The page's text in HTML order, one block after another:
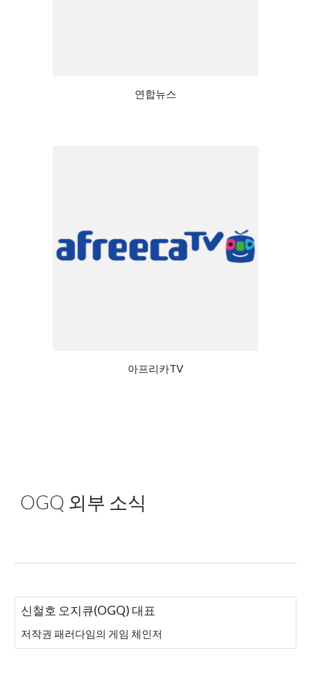
연합뉴스
아프리카TV
OGQ 외부 소식
신철호 오지큐(OGQ) 대표
저작권 패러다임의 게임 체인저